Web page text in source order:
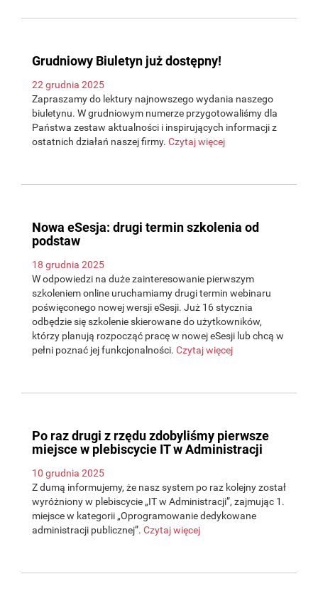
Grudniowy Biuletyn już dostępny!
22 grudnia 2025
Zapraszamy do lektury najnowszego wydania naszego
biuletynu. W grudniowym numerze przygotowaliśmy dla
Państwa zestaw aktualności i inspirujących informacji z
ostatnich działań naszej firmy. Czytaj więcej
Nowa eSesja: drugi termin szkolenia od
podstaw
18 grudnia 2025
W odpowiedzi na duże zainteresowanie pierwszym
szkoleniem online uruchamiamy drugi termin webinaru
poświęconego nowej wersji eSesji. Już 16 stycznia
odbędzie się szkolenie skierowane do użytkowników,
którzy planują rozpocząć pracę w nowej eSesji lub chcą w
pełni poznać jej funkcjonalności. Czytaj więcej
Po raz drugi z rzędu zdobyliśmy pierwsze
miejsce w plebiscycie IT w Administracji
10 grudnia 2025
Z dumą informujemy, że nasz system po raz kolejny został
wyróżniony w plebiscycie „IT w Administracji”, zajmując 1.
miejsce w kategorii „Oprogramowanie dedykowane
administracji publicznej”. Czytaj więcej